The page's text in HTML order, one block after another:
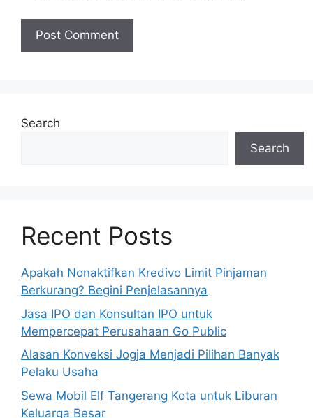
Search
Search
Recent Posts
Apakah Nonaktifkan Kredivo Limit Pinjaman
Berkurang? Begini Penjelasannya
Jasa IPO dan Konsultan IPO untuk
Mempercepat Perusahaan Go Public
Alasan Konveksi Jogja Menjadi Pilihan Banyak
Pelaku Usaha
Sewa Mobil Elf Tangerang Kota untuk Liburan
Keluarga Besar